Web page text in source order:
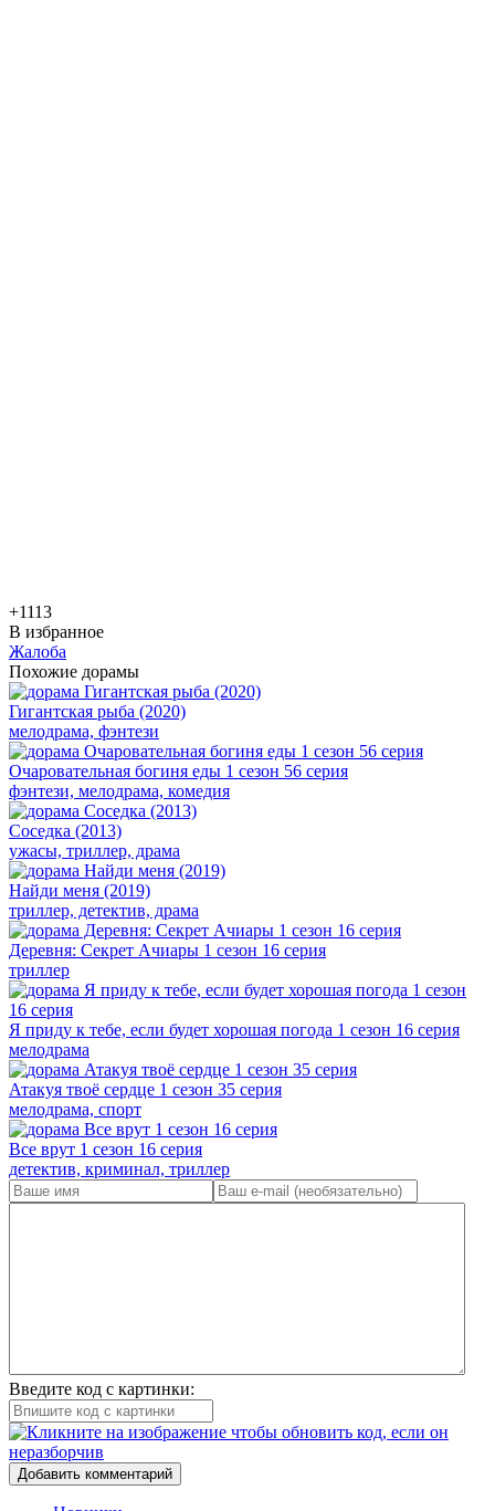
+1113
В избранное
Жалоба
Похожие дорамы
Гигантская рыба (2020)
мелодрама, фэнтези
Очаровательная богиня еды 1 сезон 56 серия
фэнтези, мелодрама, комедия
Соседка (2013)
ужасы, триллер, драма
Найди меня (2019)
триллер, детектив, драма
Деревня: Секрет Ачиары 1 сезон 16 серия
триллер
Я приду к тебе, если будет хорошая погода 1 сезон 16 серия
мелодрама
Атакуя твоё сердце 1 сезон 35 серия
мелодрама, спорт
Все врут 1 сезон 16 серия
детектив, криминал, триллер
Введите код с картинки:
Добавить комментарий